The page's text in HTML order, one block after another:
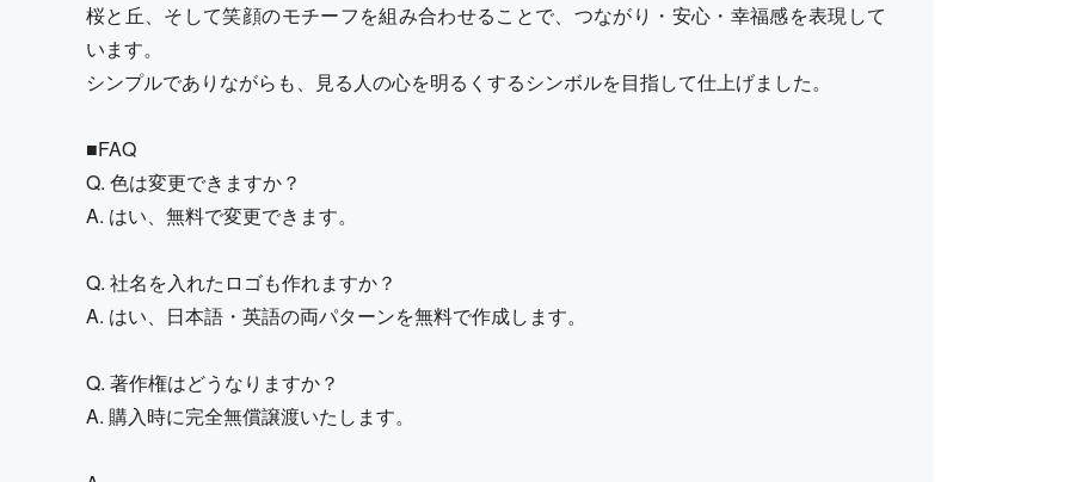
桜と丘、そして笑顔のモチーフを組み合わせることで、つながり・安心・幸福感を表現して
います。
シンプルでありながらも、見る人の心を明るくするシンボルを目指して仕上げました。
■FAQ
Q. 色は変更できますか？
A. はい、無料で変更できます。
Q. 社名を入れたロゴも作れますか？
A. はい、日本語・英語の両パターンを無料で作成します。
Q. 著作権はどうなりますか？
A. 購入時に完全無償譲渡いたします。